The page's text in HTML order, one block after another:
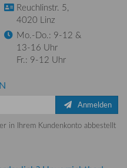
Reuchlinstr. 5,
4020 Linz
Mo.-Do.: 9-12 &
13-16 Uhr
Fr.: 9-12 Uhr
Anmelden
in Ihrem Kundenkonto abbestellt